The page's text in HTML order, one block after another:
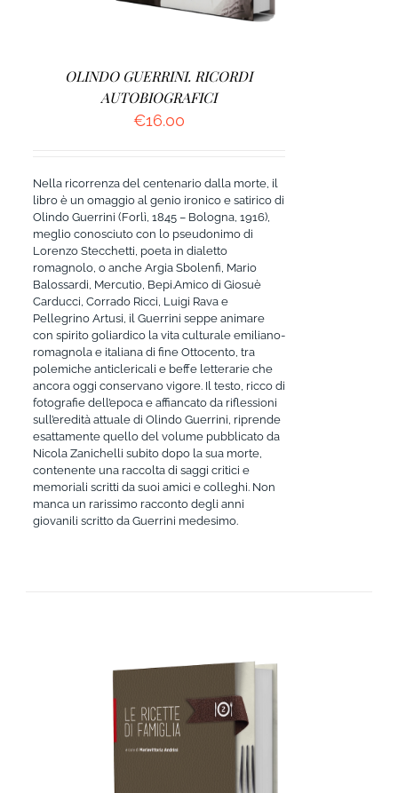
OLINDO GUERRINI. RICORDI
AUTOBIOGRAFICI
€16.00
Nella ricorrenza del centenario dalla morte, il
libro è un omaggio al genio ironico e satirico di
Olindo Guerrini (Forlì, 1845 – Bologna, 1916),
meglio conosciuto con lo pseudonimo di
Lorenzo Stecchetti, poeta in dialetto
romagnolo, o anche Argia Sbolenfi, Mario
Balossardi, Mercutio, Bepi.Amico di Giosuè
Carducci, Corrado Ricci, Luigi Rava e
Pellegrino Artusi, il Guerrini seppe animare
con spirito goliardico la vita culturale emiliano-
romagnola e italiana di fine Ottocento, tra
polemiche anticlericali e beffe letterarie che
ancora oggi conservano vigore. Il testo, ricco di
fotografie dell’epoca e affiancato da riflessioni
sull’eredità attuale di Olindo Guerrini, riprende
esattamente quello del volume pubblicato da
Nicola Zanichelli subito dopo la sua morte,
contenente una raccolta di saggi critici e
memoriali scritti da suoi amici e colleghi. Non
manca un rarissimo racconto degli anni
giovanili scritto da Guerrini medesimo.